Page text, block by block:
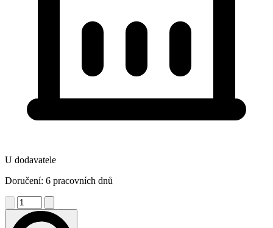
U dodavatele
Doručení: 6 pracovních dnů